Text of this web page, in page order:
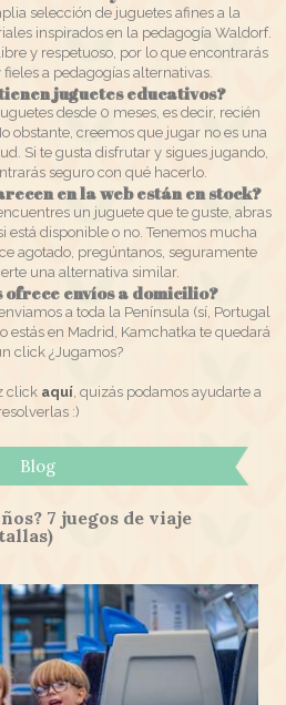
selección de juguetes afines a la
inspirados en la pedagogía Waldorf.
y respetuoso, por lo que encontrarás
a pedagogías alternativas.
juguetes educativos?
desde 0 meses, es decir, recién
obstante, creemos que jugar no es una
Si te gusta disfrutar y sigues jugando,
seguro con qué hacerlo.
en la web están en stock?
un juguete que te guste, abras
está disponible o no. Tenemos mucha
agotado, pregúntanos, seguramente
una alternativa similar.
ofrece envíos a domicilio?
a toda la Península (sí, Portugal
estás en Madrid, Kamchatka te quedará
click ¿Jugamos?
click aquí, quizás podamos ayudarte a
:)
Blog
7 juegos de viaje